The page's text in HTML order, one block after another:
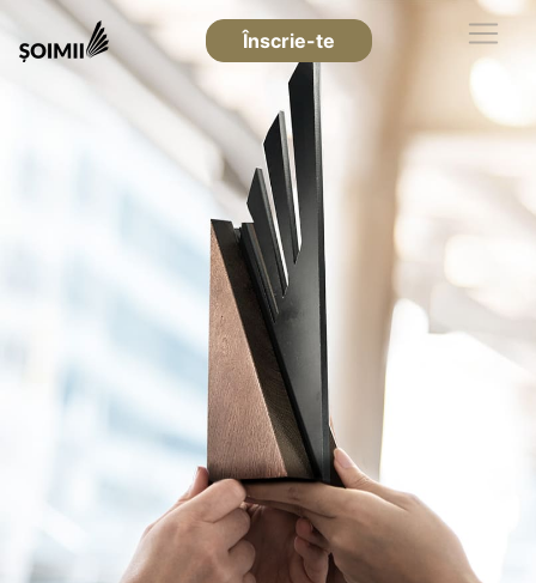
Înscrie-te